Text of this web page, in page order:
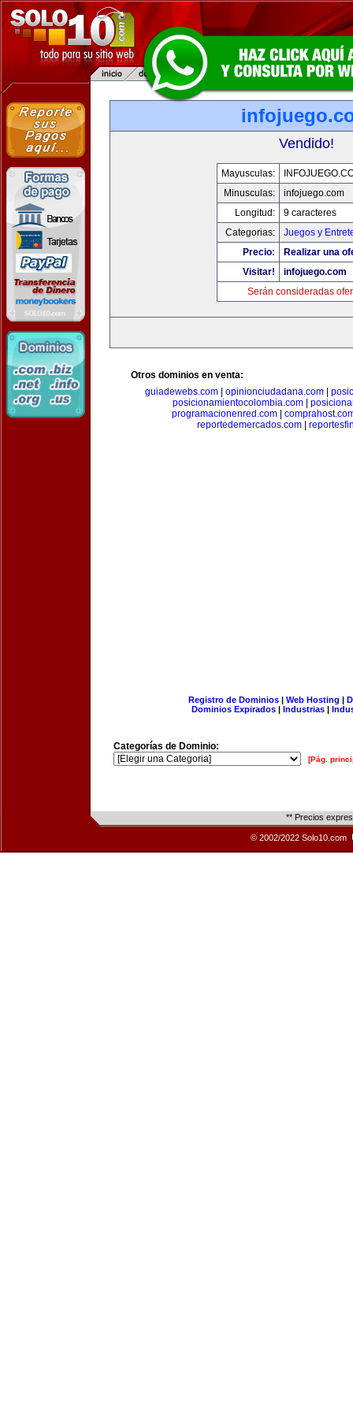
Vendido!
Mayusculas:
Minusculas:
infojuego.com
Longitud:
9 caracteres
Categorias:
Juegos y
Precio:
Realizar una
Visitar!
infojuego.com
Serán consideradas
Otros dominios en venta:
guiadewebs.com
opinionciudadana.com
posicionamientocolombia.com|
programacionenred.com
reportedemercados.com|
Registro de Dominios| Web Hosting |
Dominios Expirados | Industrias |
Categorías de Dominio:
[Pág.
** Precios
© 2002/2022 Solo10.com